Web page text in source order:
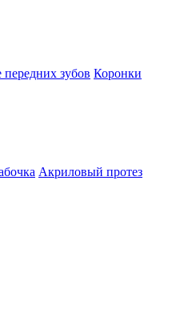
зубов Коронки
Акриловый протез